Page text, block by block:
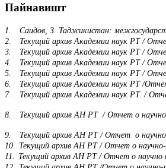
Пайнавишт
1.
Саидов, З. Таджикистан:
2.
Текущий архив Академии наук РТ /
3.
Текущий архив Академии наук РТ /
4.
Текущий архив Академии наук РТ /
5.
Текущий архив Академии наук РТ /
6.
Текущий архив Академии наук РТ /
7.
Текущий архив Академии наук РТ. /
8. Текущий архив АН РТ / Отчет о научно-
9.
Текущий архив АН РТ / Отчет о
10. Текущий архив АН РТ / Отчет о научно-
11. Текущий архив АН РТ / Отчет о научно